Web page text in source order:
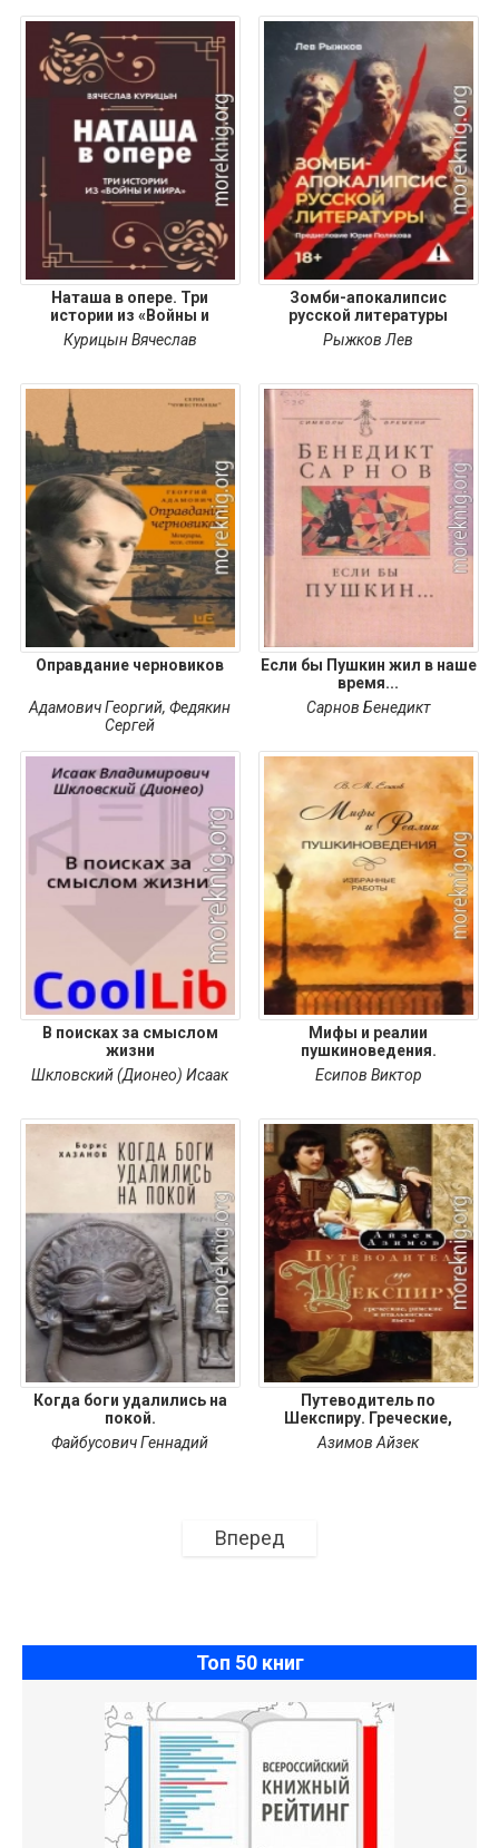
Наташа в опере. Три
истории из «Войны и
Курицын Вячеслав
Зомби-апокалипсис
русской литературы
Рыжков Лев
Оправдание черновиков
Адамович Георгий,Федякин
Сергей
Если бы Пушкин жил в наше
время...
Сарнов Бенедикт
В поисках за смыслом
жизни
Шкловский (Дионео) Исаак
Мифы и реалии
пушкиноведения.
Избранные
Есипов Виктор
Когда боги удалились на
покой.
Файбусович Геннадий
Путеводитель по
Шекспиру. Греческие,
Азимов Айзек
Вперед
Топ 50 книг